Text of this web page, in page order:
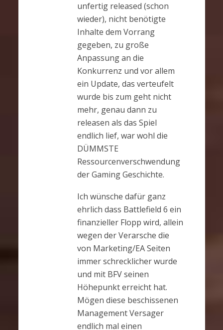
unfertig released (schon
wieder), nicht benötigte
Inhalte dem Vorrang
gegeben, zu große
Anpassung an die
Konkurrenz und vor allem
ein Update, das verteufelt
wurde bis zum geht nicht
mehr, genau dann zu
releasen als das Spiel
endlich lief, war wohl die
DÜMMSTE
Ressourcenverschwendung
der Gaming Geschichte.
Ich wünsche dafür ganz
ehrlich dass Battlefield 6 ein
finanzieller Flopp wird, allein
wegen der Verarsche die
von Marketing/EA Seiten
immer schrecklicher wurde
und mit BFV seinen
Höhepunkt erreicht hat.
Mögen diese beschissenen
Management Versager
endlich mal einen